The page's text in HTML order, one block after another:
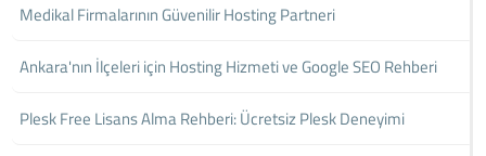
Medikal Firmalarının Güvenilir Hosting Partneri
Ankara'nın İlçeleri için Hosting Hizmeti ve Google SEO Rehberi
Plesk Free Lisans Alma Rehberi: Ücretsiz Plesk Deneyimi